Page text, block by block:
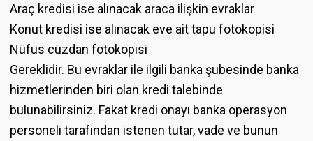
Araç kredisi ise alınacak araca ilişkin evraklar
Konut kredisi ise alınacak eve ait tapu fotokopisi
Nüfus cüzdan fotokopisi
Gereklidir. Bu evraklar ile ilgili banka şubesinde banka
hizmetlerinden biri olan kredi talebinde
bulunabilirsiniz. Fakat kredi onayı banka operasyon
personeli tarafından istenen tutar, vade ve bunun